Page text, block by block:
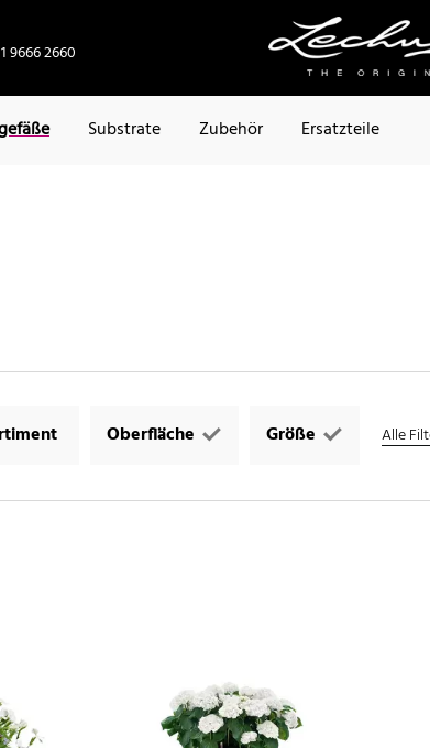
9666 2660
Substrate Zubehör Ersatzteile
Oberfläche Größe Alle